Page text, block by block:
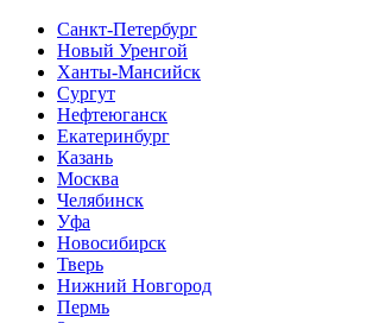
Санкт-Петербург
Новый Уренгой
Ханты-Мансийск
Сургут
Нефтеюганск
Екатеринбург
Казань
Москва
Челябинск
Уфа
Новосибирск
Тверь
Нижний Новгород
Пермь